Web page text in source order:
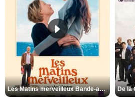
Les Matins merveilleux Bande-annonce VF